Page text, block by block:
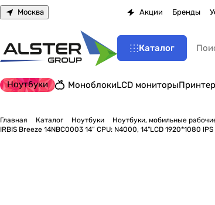
Москва Акции Бренды
Каталог
Ноутбуки МоноблокиLCD мониторы
Главная Каталог Ноутбуки Ноутбуки, мобильные
IRBIS Breeze 14NBC0003 14“ CPU: N4000, 14"LCD